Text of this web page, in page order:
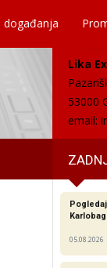
događanja
Lika
53000
email:
05.08.2026